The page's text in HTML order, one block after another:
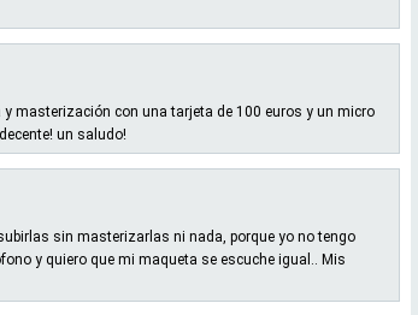
masterización con una tarjeta de 100 euros y un micro
un saludo!
sin masterizarlas ni nada, porque yo no tengo
y quiero que mi maqueta se escuche igual.. Mis